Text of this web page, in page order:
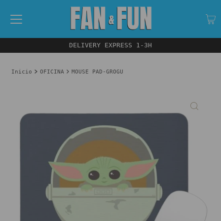
DELIVERY EXPRESS 1-3H
Inicio OFICINA MOUSE PAD-GROGU